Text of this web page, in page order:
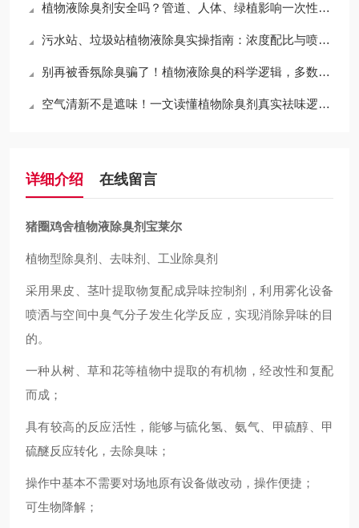
植物液除臭剂安全吗？管道、人体、绿植影响一次性讲清
污水站、垃圾站植物液除臭实操指南：浓度配比与喷洒频次规范
别再被香氛除臭骗了！植物液除臭的科学逻辑，多数人都弄错了
空气清新不是遮味！一文读懂植物除臭剂真实祛味逻辑，别再选错除臭产品
详细介绍 在线留言
猪圈鸡舍植物液除臭剂宝莱尔
植物型除臭剂、去味剂、工业除臭剂
采用果皮、茎叶提取物复配成异味控制剂，利用雾化设备
喷洒与空间中臭气分子发生化学反应，实现消除异味的目
的。
一种从树、草和花等植物中提取的有机物，经改性和复配
而成；
具有较高的反应活性，能够与硫化氢、氨气、甲硫醇、甲
硫醚反应转化 ，去除臭味；
操作中基本不需要对场地原有设备做改动，操作便捷；
可生物降解 ；